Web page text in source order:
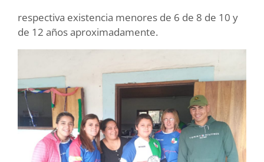
respectiva existencia menores de 6 de 8 de 10 y
de 12 años aproximadamente.